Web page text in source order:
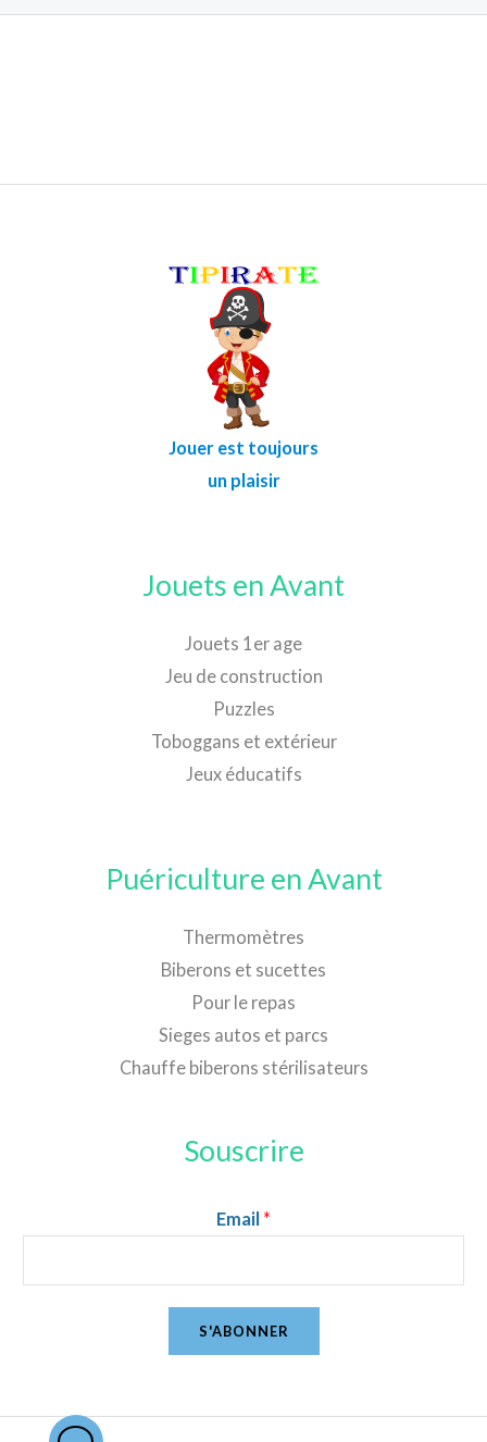
Jouer est toujours
un plaisir
Jouets en Avant
Jouets 1er age
Jeu de construction
Puzzles
Toboggans et extérieur
Jeux éducatifs
Puériculture en Avant
Thermomètres
Biberons et sucettes
Pour le repas
Sieges autos et parcs
Chauffe biberons stérilisateurs
Souscrire
Email *
S'ABONNER